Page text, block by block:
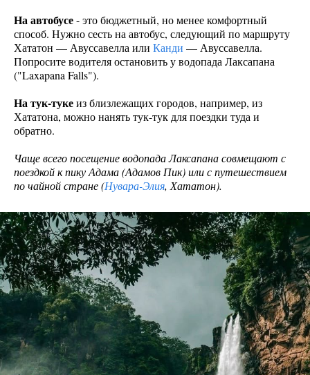
На автобусе- это бюджетный, но менее комфортный
способ. Нужно сесть на автобус, следующий по маршруту
Хататон — Авуссавелла или Канди — Авуссавелла.
Попросите водителя остановить у водопада Лаксапана
("Laxapana Falls").
На тук-тукеиз близлежащих городов, например, из
Хататона, можно нанять тук-тук для поездки туда и
обратно.
Чаще всего посещение водопада Лаксапана совмещают с
поездкой к пику Адама (Адамов Пик) или с путешествием
по чайной стране (Нувара-Элия, Хататон).